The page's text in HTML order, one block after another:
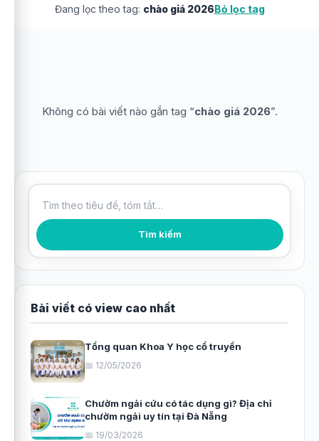
Đang lọc theo tag: chào giá 2026Bỏ lọc tag
Không có bài viết nào gắn tag “chào giá 2026”.
Tìm kiếm bài viết Tìm kiếm
Bài viết có view cao nhất
Tổng quan Khoa Y học cổ truyền
📅 12/05/2026
Chườm ngải cứu có tác dụng gì? Địa chỉ
chườm ngải uy tín tại Đà Nẵng
📅 19/03/2026